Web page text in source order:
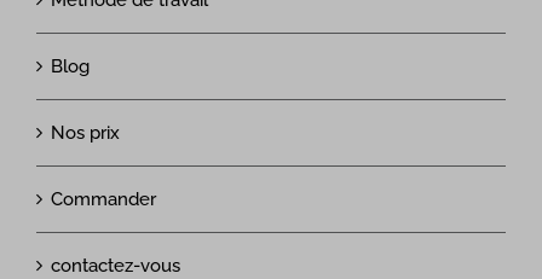
Blog
Nos prix
Commander
contactez-vous